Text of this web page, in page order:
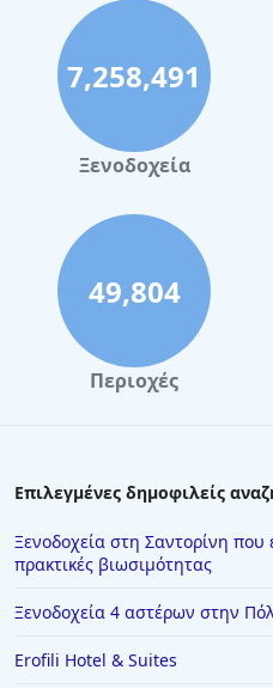
7,258,491
Ξενοδοχεία
49,804
Περιοχές
Επιλεγμένες δημοφιλείς
Ξενοδοχεία στη Σαντορίνη που
πρακτικές βιωσιμότητας
Ξενοδοχεία 4 αστέρων στην
Erofili Hotel & Suites